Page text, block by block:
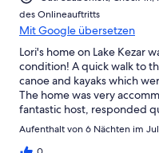
Herons, Eagles, Loons, and
very prompt communicating
delight! We are already
des Onlineauftritts
Mit Google übersetzen
Lori's home on Lake Kezar
condition! A quick walk to
canoe and kayaks which
The home was very
fantastic host, responded
Highly recommended!!!
Aufenthalt von 6 Nächten im